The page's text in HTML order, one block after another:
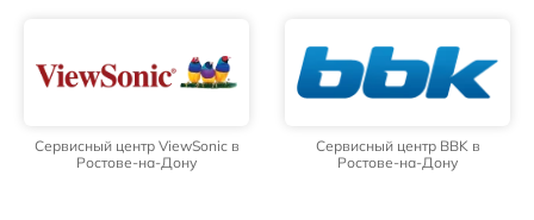
Сервисный центр ViewSonic в
Ростове-на-Дону
Сервисный центр BBK в
Ростове-на-Дону